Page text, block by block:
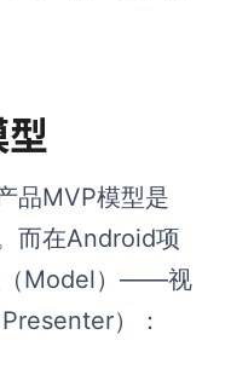
品MVP模型是
而在Android项
（Model）——视
）：